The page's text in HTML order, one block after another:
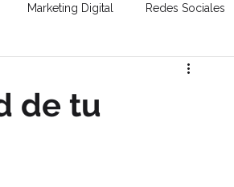
Marketing Digital Redes Sociales
de tu